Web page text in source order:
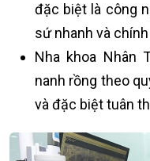
đặc biệt là công
sứ nhanh và
Nha khoa Nhân
nanh rồng theo
và đặc biệt tuân